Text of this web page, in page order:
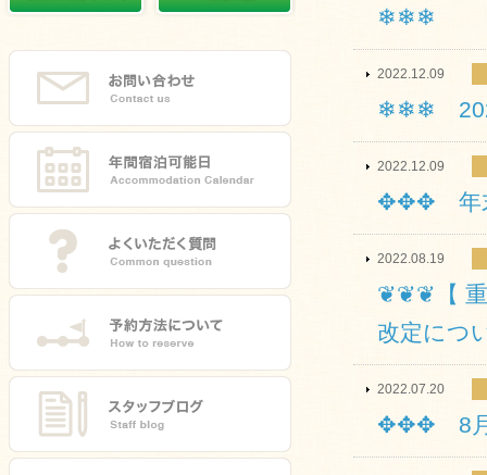
❄❄❄
2022.12.09
❄❄❄
2022.12.09
✥✥✥ 年
2022.08.19
❦❦❦【 重
改定に
2022.07.20
✥✥✥ 8月